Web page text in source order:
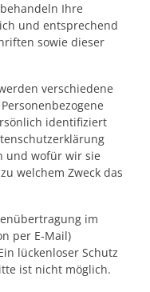
Ihre
und entsprechend
sowie dieser
verschiedene
identifiziert
und wofür wir sie
welchem Zweck das
im
per E-Mail)
lückenloser Schutz
ist nicht möglich.